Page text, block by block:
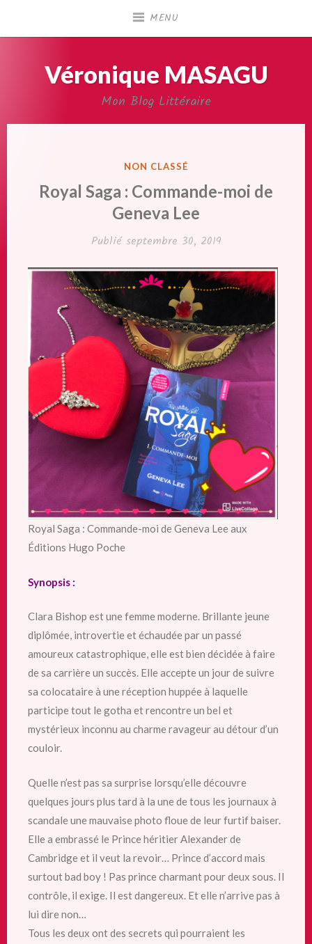
MENU
Véronique MASAGU
Mon Blog Littéraire
PUBLIÉ
NON CLASSÉ
Royal Saga : Commande-moi de
Geneva Lee
Publié septembre 30, 2019
Royal Saga : Commande-moi de Geneva Lee aux
Éditions Hugo Poche
Synopsis :
Clara Bishop est une femme moderne. Brillante jeune
diplômée, introvertie et échaudée par un passé
amoureux catastrophique, elle est bien décidée à faire
de sa carrière un succès. Elle accepte un jour de suivre
sa colocataire à une réception huppée à laquelle
participe tout le gotha et rencontre un bel et
mystérieux inconnu au charme ravageur au détour d’un
couloir.
Quelle n’est pas sa surprise lorsqu’elle découvre
quelques jours plus tard à la une de tous les journaux à
scandale une mauvaise photo floue de leur furtif baiser.
Elle a embrassé le Prince héritier Alexander de
Cambridge et il veut la revoir… Prince d’accord mais
surtout bad boy ! Pas prince charmant pour deux sous. Il
contrôle, il exige. Il est dangereux. Et elle n’arrive pas à
lui dire non…
Tous les deux ont des secrets qui pourraient les